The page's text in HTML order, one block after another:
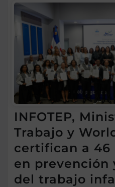
INFOTEP,
Trabajo y
certifican a 46
en prevención
del trabajo